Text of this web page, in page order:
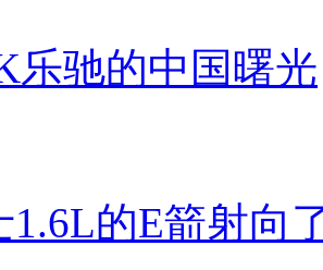
乐驰的中国曙光
1.6L的E箭射向